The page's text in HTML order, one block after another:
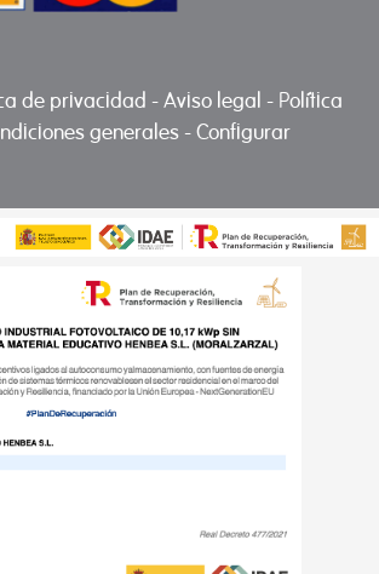
de privacidad -Aviso legal - Política
generales -Configurar